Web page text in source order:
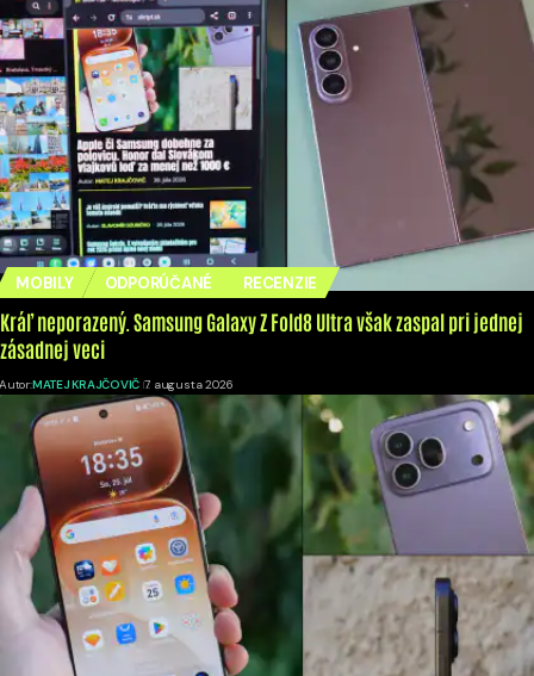
MOBILY ODPORÚČANÉ RECENZIE
Kráľ neporazený. Samsung Galaxy Z Fold8 Ultra však zaspal pri jednej
zásadnej veci
Autor:MATEJ KRAJČOVIČ 7. augusta 2026